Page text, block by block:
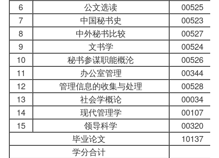
6
公文选读
00525
7
中国秘书史
00523
8
中外秘书比较
00527
9
文书学
00524
10
秘书参谋职能概沦
00526
11
办公室管理
00344
12
管理信息的收集与处理
00528
13
社会学概论
00034
14
现代管理学
00107
15
领导科学
00320
毕业论文
10137
学分合计